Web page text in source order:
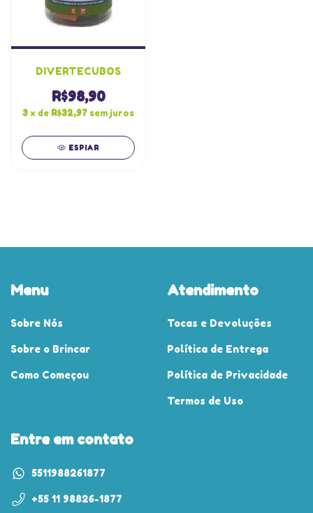
DIVERTECUBOS
R$98,90
3 x de R$32,97 sem juros
ESPIAR
Menu
Sobre Nós
Sobre o Brincar
Como Começou
Atendimento
Tocas e Devoluções
Política de Entrega
Política de Privacidade
Termos de Uso
Entre em contato
5511988261877
+55 11 98826-1877